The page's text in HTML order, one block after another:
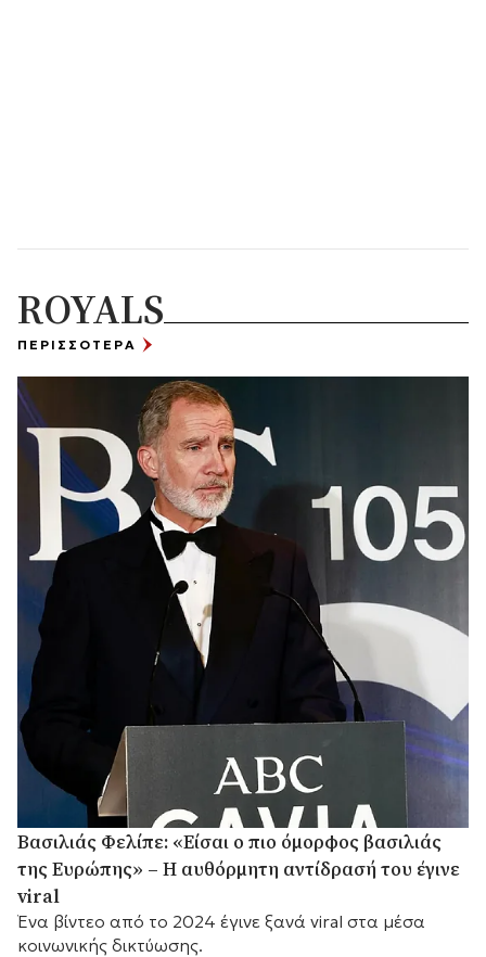
ROYALS
ΠΕΡΙΣΣΟΤΕΡΑ
Βασιλιάς Φελίπε: «Είσαι ο πιο όμορφος βασιλιάς
της Ευρώπης» – Η αυθόρμητη αντίδρασή του έγινε
viral
Ένα βίντεο από το 2024 έγινε ξανά viral στα μέσα
κοινωνικής δικτύωσης.